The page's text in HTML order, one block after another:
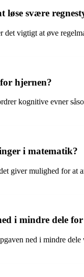
svære
vigtigt at øve
hjernen?
kognitive evner
i matematik?
giver mulighed for
i mindre dele for
ned i mindre